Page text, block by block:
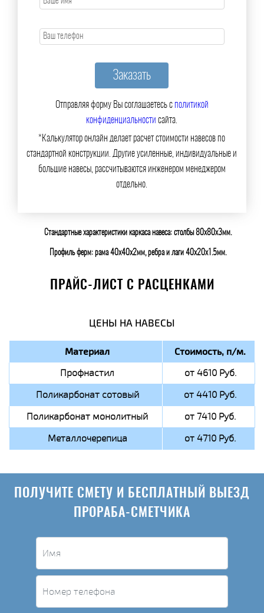
Отправляя форму Вы соглашаетесь сполитикой
конфиденциальности сайта.
*Калькулятор онлайн делает расчет стоимости навесов по
стандартной конструкции. Другие усиленные, индивидуальные и
большие навесы, рассчитываются инженером менеджером
отдельно.
Стандартные характеристики каркаса навеса: столбы 80х80х3мм.
Профиль ферм: рама 40х40х2мм, ребра и лаги 40х20х1.5мм.
ПРАЙС-ЛИСТ С РАСЦЕНКАМИ
ЦЕНЫ НА НАВЕСЫ
Материал Стоимость, п/м.
Профнастил
от 4610 Руб.
Поликарбонат сотовый
от 4410 Руб.
Поликарбонат монолитный
от 7410 Руб.
Металлочерепица
от 4710 Руб.
ПОЛУЧИТЕ СМЕТУ И БЕСПЛАТНЫЙ ВЫЕЗД
ПРОРАБА-СМЕТЧИКА